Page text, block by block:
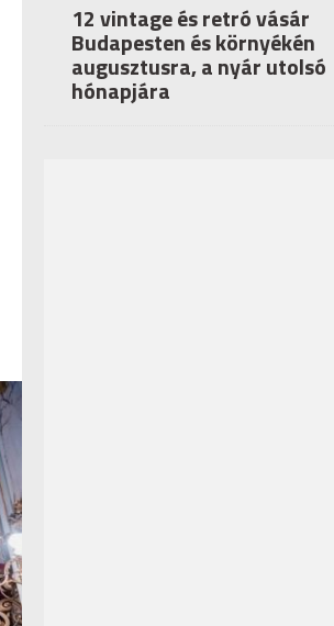
12 vintage és retró vásár
Budapesten és környékén
augusztusra, a nyár utolsó
hónapjára